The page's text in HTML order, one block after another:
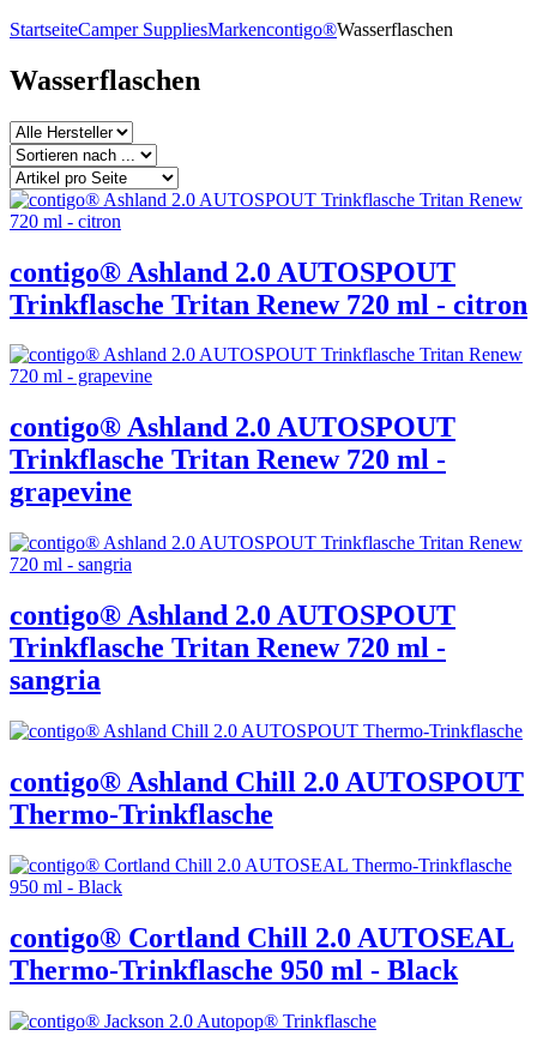
StartseiteCamper SuppliesMarkencontigo®Wasserflaschen
Wasserflaschen
contigo® Ashland 2.0 AUTOSPOUT
Trinkflasche Tritan Renew 720 ml - citron
contigo® Ashland 2.0 AUTOSPOUT
Trinkflasche Tritan Renew 720 ml -
grapevine
contigo® Ashland 2.0 AUTOSPOUT
Trinkflasche Tritan Renew 720 ml -
sangria
contigo® Ashland Chill 2.0 AUTOSPOUT
Thermo-Trinkflasche
contigo® Cortland Chill 2.0 AUTOSEAL
Thermo-Trinkflasche 950 ml - Black